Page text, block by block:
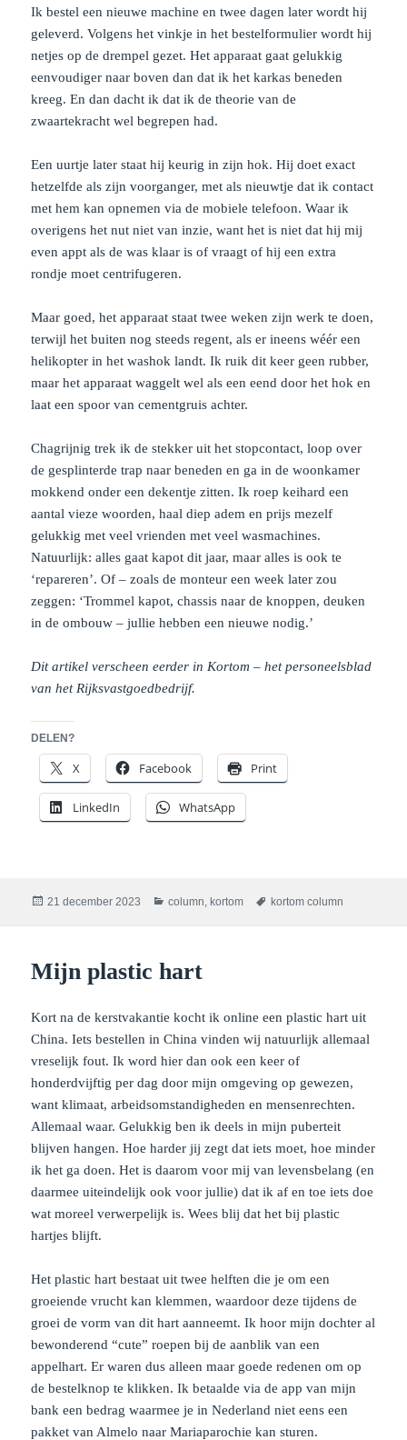
Ik bestel een nieuwe machine en twee dagen later wordt hij
geleverd. Volgens het vinkje in het bestelformulier wordt hij
netjes op de drempel gezet. Het apparaat gaat gelukkig
eenvoudiger naar boven dan dat ik het karkas beneden
kreeg. En dan dacht ik dat ik de theorie van de
zwaartekracht wel begrepen had.
Een uurtje later staat hij keurig in zijn hok. Hij doet exact
hetzelfde als zijn voorganger, met als nieuwtje dat ik contact
met hem kan opnemen via de mobiele telefoon. Waar ik
overigens het nut niet van inzie, want het is niet dat hij mij
even appt als de was klaar is of vraagt of hij een extra
rondje moet centrifugeren.
Maar goed, het apparaat staat twee weken zijn werk te doen,
terwijl het buiten nog steeds regent, als er ineens wéér een
helikopter in het washok landt. Ik ruik dit keer geen rubber,
maar het apparaat waggelt wel als een eend door het hok en
laat een spoor van cementgruis achter.
Chagrijnig trek ik de stekker uit het stopcontact, loop over
de gesplinterde trap naar beneden en ga in de woonkamer
mokkend onder een dekentje zitten. Ik roep keihard een
aantal vieze woorden, haal diep adem en prijs mezelf
gelukkig met veel vrienden met veel wasmachines.
Natuurlijk: alles gaat kapot dit jaar, maar alles is ook te
‘repareren’. Of – zoals de monteur een week later zou
zeggen: ‘Trommel kapot, chassis naar de knoppen, deuken
in de ombouw – jullie hebben een nieuwe nodig.’
Dit artikel verscheen eerder in Kortom – het personeelsblad
van het Rijksvastgoedbedrijf.
DELEN?
X Facebook Print
LinkedIn WhatsApp
Geplaatst
21 december 2023 Categorieën
column, kortom Tags
kortom column
Mijn plastic hart
Kort na de kerstvakantie kocht ik online een plastic hart uit
China. Iets bestellen in China vinden wij natuurlijk allemaal
vreselijk fout. Ik word hier dan ook een keer of
honderdvijftig per dag door mijn omgeving op gewezen,
want klimaat, arbeidsomstandigheden en mensenrechten.
Allemaal waar. Gelukkig ben ik deels in mijn puberteit
blijven hangen. Hoe harder jij zegt dat iets moet, hoe minder
ik het ga doen. Het is daarom voor mij van levensbelang (en
daarmee uiteindelijk ook voor jullie) dat ik af en toe iets doe
wat moreel verwerpelijk is. Wees blij dat het bij plastic
hartjes blijft.
Het plastic hart bestaat uit twee helften die je om een
groeiende vrucht kan klemmen, waardoor deze tijdens de
groei de vorm van dit hart aanneemt. Ik hoor mijn dochter al
bewonderend “cute” roepen bij de aanblik van een
appelhart. Er waren dus alleen maar goede redenen om op
de bestelknop te klikken. Ik betaalde via de app van mijn
bank een bedrag waarmee je in Nederland niet eens een
pakket van Almelo naar Mariaparochie kan sturen.